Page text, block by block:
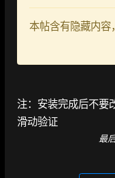
本帖含有隐藏内
注：安装完成后不要
滑动验证
最